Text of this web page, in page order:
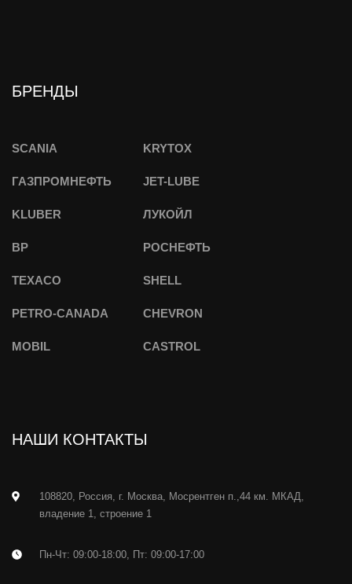
БРЕНДЫ
SCANIA KRYTOX
ГАЗПРОМНЕФТЬ JET-LUBE
KLUBER ЛУКОЙЛ
BP РОСНЕФТЬ
TEXACO SHELL
PETRO-CANADA CHEVRON
MOBIL CASTROL
НАШИ КОНТАКТЫ
108820, Россия, г. Москва, Мосрентген п.,44 км. МКАД,
владение 1, строение 1
Пн-Чт: 09:00-18:00, Пт: 09:00-17:00